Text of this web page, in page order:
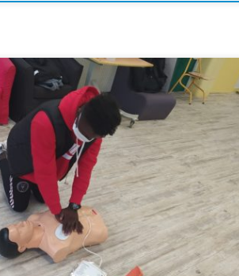
Mme Callegari et M. Prévôt on a appris ce
est inconscient. mettre en sécurité appeler les
= aider quelqu’unSi la victime est inconsciente,
[…]